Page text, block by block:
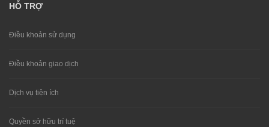
HỖ TRỢ
Điều khoản sử dụng
Điều khoản giao dịch
Dịch vụ tiện ích
Quyền sở hữu trí tuệ